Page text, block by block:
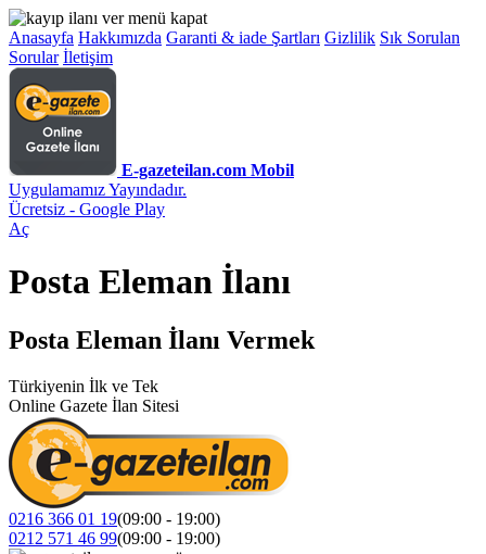
Anasayfa Hakkımızda Garanti & iade Şartları Gizlilik Sık Sorulan
Sorular İletişim
E-gazeteilan.com Mobil
Uygulamamız Yayındadır.
Ücretsiz - Google Play
Aç
Posta Eleman İlanı
Posta Eleman İlanı Vermek
Türkiyenin İlk ve Tek
Online Gazete İlan Sitesi
0216 366 01 19(09:00 - 19:00)
0212 571 46 99(09:00 - 19:00)